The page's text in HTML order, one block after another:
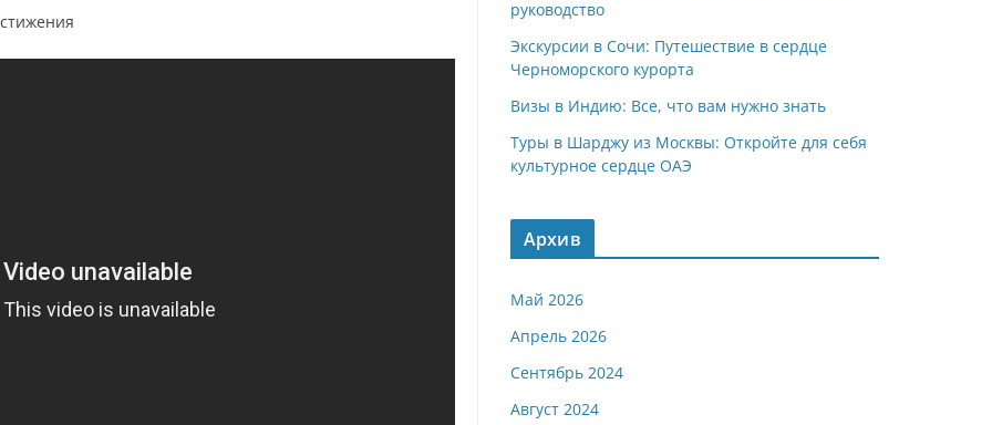
руководство
Экскурсии в Сочи: Путешествие в сердце
Черноморского курорта
Визы в Индию: Все, что вам нужно знать
Туры в Шарджу из Москвы: Откройте для себя
культурное сердце ОАЭ
Архив
Май 2026
Апрель 2026
Сентябрь 2024
Август 2024